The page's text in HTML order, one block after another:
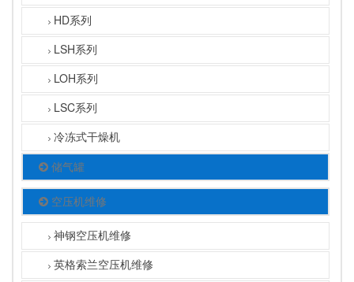
HD系列
LSH系列
LOH系列
LSC系列
冷冻式干燥机
储气罐
空压机维修
神钢空压机维修
英格索兰空压机维修